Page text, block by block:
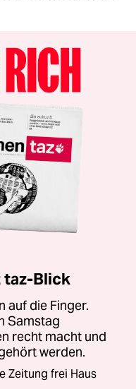
taz-Blick
auf die Finger.
Samstag
recht macht und
werden.
Zeitung frei Haus